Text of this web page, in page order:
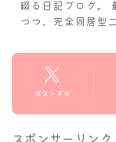
綴る日記ブログ。
つつ、完全同居型
ポストする
スポンサーリンク